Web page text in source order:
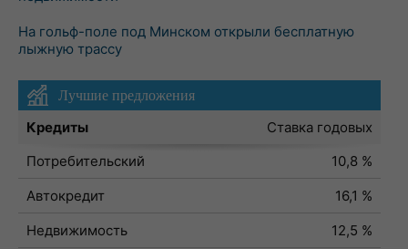
На гольф-поле под Минском открыли бесплатную
лыжную трассу
Лучшие предложения
Кредиты
Ставка годовых
Потребительский
10,8 %
Автокредит
16,1 %
Недвижимость
12,5 %